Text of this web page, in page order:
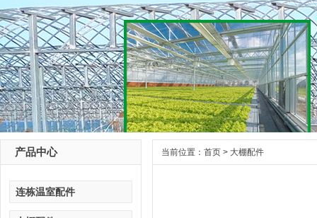
产品中心
连栋温室配件
当前位置： 首页 > 大棚配件